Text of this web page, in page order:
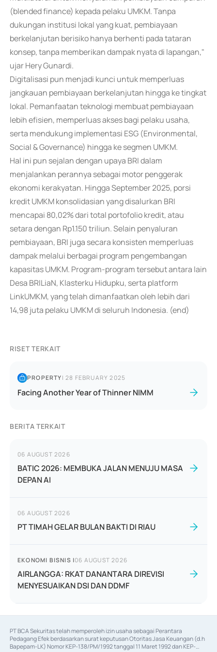
(blended finance) kepada pelaku UMKM. Tanpa
dukungan institusi lokal yang kuat, pembiayaan
berkelanjutan berisiko hanya berhenti pada tataran
konsep, tanpa memberikan dampak nyata di lapangan,"
ujar Hery Gunardi.
Digitalisasi pun menjadi kunci untuk memperluas
jangkauan pembiayaan berkelanjutan hingga ke tingkat
lokal. Pemanfaatan teknologi membuat pembiayaan
lebih efisien, memperluas akses bagi pelaku usaha,
serta mendukung implementasi ESG (Environmental,
Social & Governance) hingga ke segmen UMKM.
Hal ini pun sejalan dengan upaya BRI dalam
menjalankan perannya sebagai motor penggerak
ekonomi kerakyatan. Hingga September 2025, porsi
kredit UMKM konsolidasian yang disalurkan BRI
mencapai 80,02% dari total portofolio kredit, atau
setara dengan Rp1.150 triliun. Selain penyaluran
pembiayaan, BRI juga secara konsisten memperluas
dampak melalui berbagai program pengembangan
kapasitas UMKM. Program-program tersebut antara lain
Desa BRILiaN, Klasterku Hidupku, serta platform
LinkUMKM, yang telah dimanfaatkan oleh lebih dari
14,98 juta pelaku UMKM di seluruh Indonesia. (end)
RISET TERKAIT
PROPERTY|28 FEBRUARY 2025
Facing Another Year of Thinner NIMM
BERITA TERKAIT
06 AUGUST 2026
BATIC 2026: MEMBUKA JALAN MENUJU MASA
DEPAN AI
06 AUGUST 2026
PT TIMAH GELAR BULAN BAKTI DI RIAU
EKONOMI BISNIS |06 AUGUST 2026
AIRLANGGA: RKAT DANANTARA DIREVISI
MENYESUAIKAN DSI DAN DDMF
PT BCA Sekuritas telah memperoleh izin usaha sebagai Perantara
Pedagang Efek berdasarkan surat keputusan Otoritas Jasa Keuangan (d.h
Bapepam-LK) Nomor KEP-138/PM/1992 tanggal 11 Maret 1992 dan KEP-